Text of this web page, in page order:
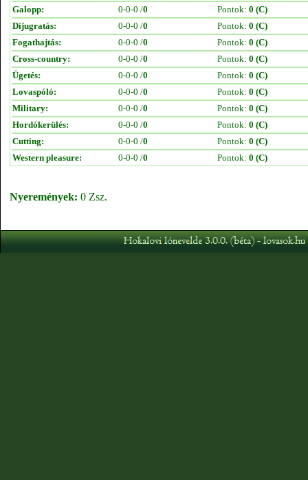
Galopp:
0-0-0 /0 Pontok: 0 (C)
Díjugratás:
0-0-0 /0 Pontok: 0 (C)
Fogathajtás:
0-0-0 /0 Pontok: 0 (C)
Cross-country:
0-0-0 /0 Pontok: 0 (C)
Ügetés:
0-0-0 /0 Pontok: 0 (C)
Lovaspóló:
0-0-0 /0 Pontok: 0 (C)
Military:
0-0-0 /0 Pontok: 0 (C)
Hordókerülés:
0-0-0 /0 Pontok: 0 (C)
Cutting:
0-0-0 /0 Pontok: 0 (C)
Western pleasure:
0-0-0 /0 Pontok: 0 (C)
Nyeremények: 0 Zsz.